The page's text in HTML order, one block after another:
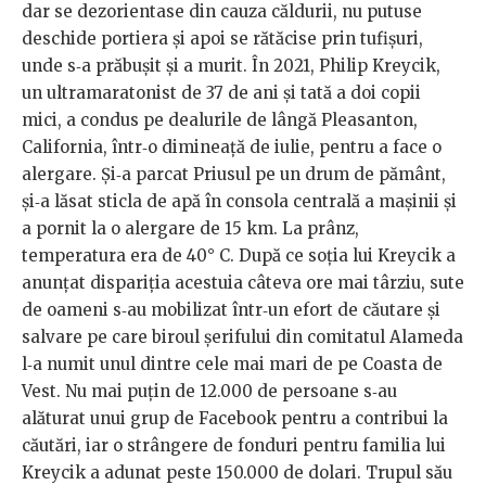
dar se dezorientase din cauza căldurii, nu putuse
deschide portiera şi apoi se rătăcise prin tufişuri,
unde s‐a prăbuşit şi a murit. În 2021, Philip Kreycik,
un ultramaratonist de 37 de ani şi tată a doi copii
mici, a condus pe dealurile de lângă Pleasanton,
California, într‐o dimineaţă de iulie, pentru a face o
alergare. Și‐a parcat Priusul pe un drum de pământ,
şi‐a lăsat sticla de apă în consola centrală a maşinii şi
a pornit la o alergare de 15 km. La prânz,
temperatura era de 40° C. După ce soţia lui Kreycik a
anunţat dispariţia acestuia câteva ore mai târziu, sute
de oameni s‐au mobilizat într‐un efort de căutare şi
salvare pe care biroul şerifului din comitatul Alameda
l‐a numit unul dintre cele mai mari de pe Coasta de
Vest. Nu mai puţin de 12.000 de persoane s‐au
alăturat unui grup de Facebook pentru a contribui la
căutări, iar o strângere de fonduri pentru familia lui
Kreycik a adunat peste 150.000 de dolari. Trupul său